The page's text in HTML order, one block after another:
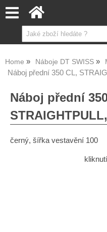
Home Náboje DT SWISS
Náboj přední 350 CL,
Náboj přední
černý, šířka vestavění 100